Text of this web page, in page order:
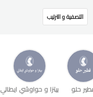
التصفية و الترتيب
حلو بيتزا و حواوشي ايطالي